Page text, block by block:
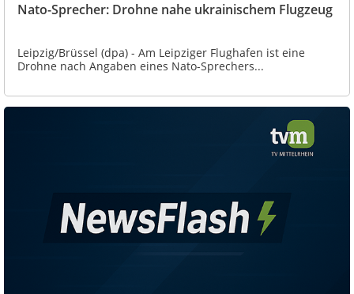
Nato-Sprecher: Drohne nahe ukrainischem Flugzeug
Leipzig/Brüssel (dpa) - Am Leipziger Flughafen ist eine
Drohne nach Angaben eines Nato-Sprechers...